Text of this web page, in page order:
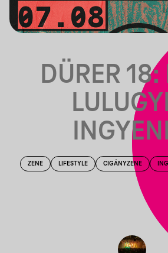
DÜRER 18:
ZENE LIFESTYLE CIGÁNYZENE